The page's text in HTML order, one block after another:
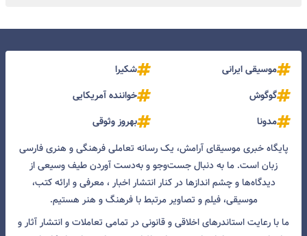
موسیقی ایرانی
شکیرا
گوگوش
خواننده آمریکایی
مدونا
بهروز وثوقی
پایگاه خبری موسیقای آرامش، یک رسانه تعاملی فرهنگی و هنری فارسی
زبان است. ما به دنبال جست‌و‌جو و به‌دست آوردن طیف وسیعی از
دیدگاه‌ها و چشم انداز‌ها در کنار انتشار اخبار ، معرفی و ارائه کتب،
موسیقی، فیلم و تصاویر مرتبط با فرهنگ و هنر هستیم.
ما با رعایت استاندرهای اخلاقی و قانونی در تمامی تعاملات و انتشار آثار و